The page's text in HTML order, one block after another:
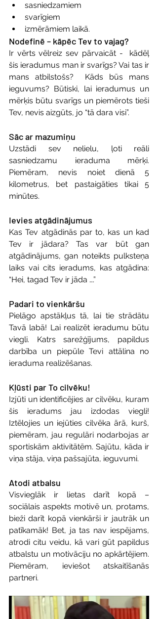
sasniedzamiem
svarīgiem
izmērāmiem laikā.
Nodefinē – kāpēc Tev to vajag?
Ir vērts vēlreiz sev pārvaicāt -  kādēļ
šis ieradumus man ir svarīgs? Vai tas ir
mans atbilstošs?  Kāds būs mans
ieguvums? Būtiski, lai ieradumus un
mērķis būtu svarīgs un piemērots tieši
Tev, nevis aizgūts, jo “tā dara visi”.
Sāc ar mazumiņu
Uzstādi sev nelielu, ļoti reāli
sasniedzamu ieraduma mērķi.
Piemēram, nevis noiet dienā 5
kilometrus, bet pastaigāties tikai 5
minūtes.
Ievies atgādinājumus
Kas Tev atgādinās par to, kas un kad
Tev ir jādara? Tas var būt gan
atgādinājums, gan noteikts pulksteņa
laiks vai cits ieradums, kas atgādina:
“Hei, tagad Tev ir jāda ….”
Padari to vienkāršu
Pielāgo apstākļus tā, lai tie strādātu
Tavā labā! Lai realizēt ieradumu būtu
viegli. Katrs sarežģījums, papildus
darbība un piepūle Tevi attālina no
ieraduma realizēšanas.
Kļūsti par To cilvēku!
Izjūti un identificējies ar cilvēku, kuram
šis ieradums jau izdodas viegli!
Iztēlojies un iejūties cilvēka ārā, kurš,
piemēram, jau regulāri nodarbojas ar
sportiskām aktivitātēm. Sajūtu, kāda ir
viņa stāja, viņa pašsajūta, ieguvumi.
Atodi atbalsu
Visvieglāk ir lietas darīt kopā –
sociālais aspekts motivē un, protams,
bieži darīt kopā vienkārši ir jautrāk un
patīkamāk! Bet, ja tas nav iespējams,
atrodi citu veidu, kā vari gūt papildus
atbalstu un motivāciju no apkārtējiem.
Piemēram, ieviešot atskaitīšanās
partneri.